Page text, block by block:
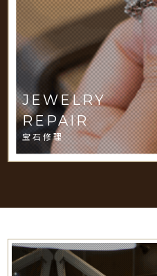
JEWELRY
REPAIR
宝石修理